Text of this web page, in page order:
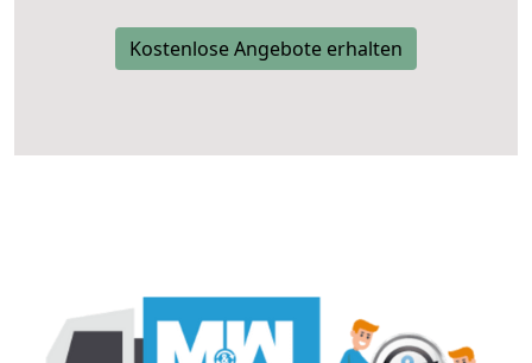
Kostenlose Angebote erhalten